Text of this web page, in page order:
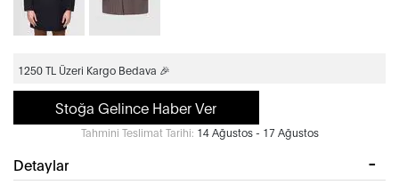
1250 TL Üzeri Kargo Bedava 🎉
Stoğa Gelince Haber Ver
Tahmini Teslimat Tarihi: 14 Ağustos - 17 Ağustos
Detaylar